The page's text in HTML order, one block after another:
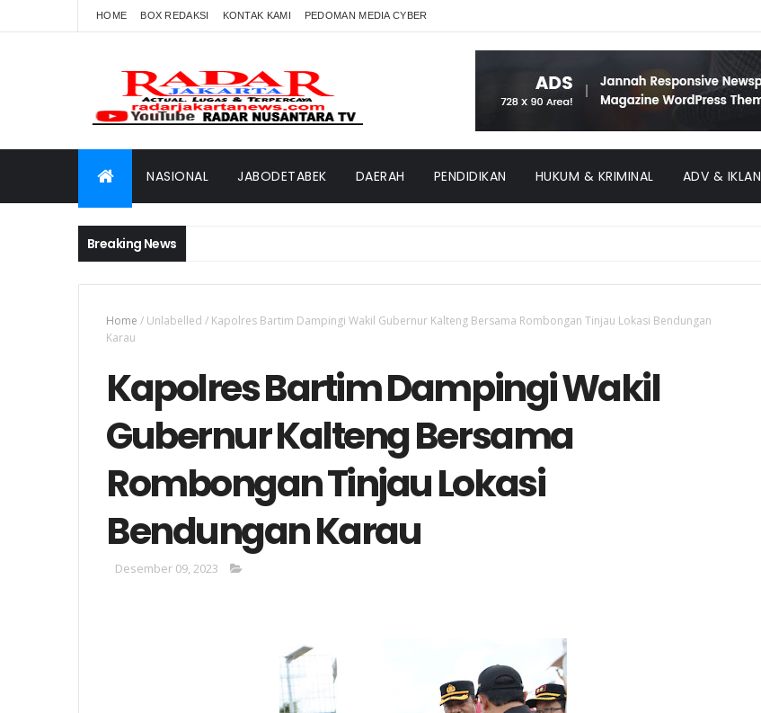
HOME BOX REDAKSI KONTAK KAMI PEDOMAN MEDIA CYBER
NASIONAL JABODETABEK DAERAH PENDIDIKAN HUKUM & KRIMINAL ADV & IKLAN
Breaking News
Home / Unlabelled / Kapolres Bartim Dampingi Wakil Gubernur Kalteng Bersama Rombongan Tinjau Lokasi Bendungan
Karau
Kapolres Bartim Dampingi Wakil
Gubernur Kalteng Bersama
Rombongan Tinjau Lokasi
Bendungan Karau
Desember 09, 2023